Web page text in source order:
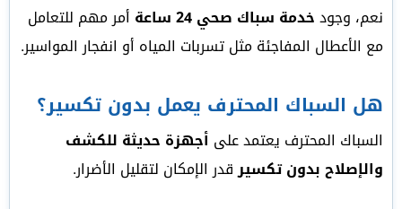
نعم، وجودخدمة سباك صحي 24 ساعة
أمر مهم للتعامل
مع الأعطال المفاجئة مثل تسربات المياه أو انفجار المواسير.
هل السباك المحترف يعمل بدون تكسير؟
السباك المحترف يعتمد على أجهزة حديثة للكشف
والإصلاح بدون تكسيرقدر الإمكان لتقليل الأضرار.